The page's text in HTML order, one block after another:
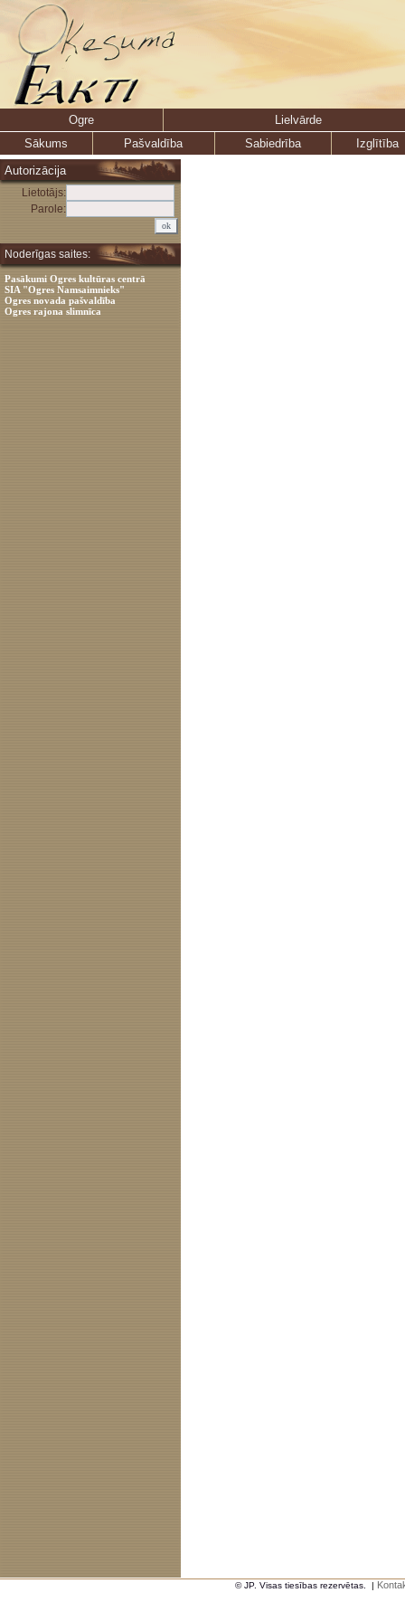
Ogre
Lielvārde
Sākums
Pašvaldība Sabiedrība
Izglītība
Autorizācija
Lietotājs:
Parole:
Noderīgas saites:
Pasākumi Ogres kultūras centrā
SIA "Ogres Namsaimnieks"
Ogres novada pašvaldība
Ogres rajona slimnīca
© JP. Visas tiesības rezervētas. |